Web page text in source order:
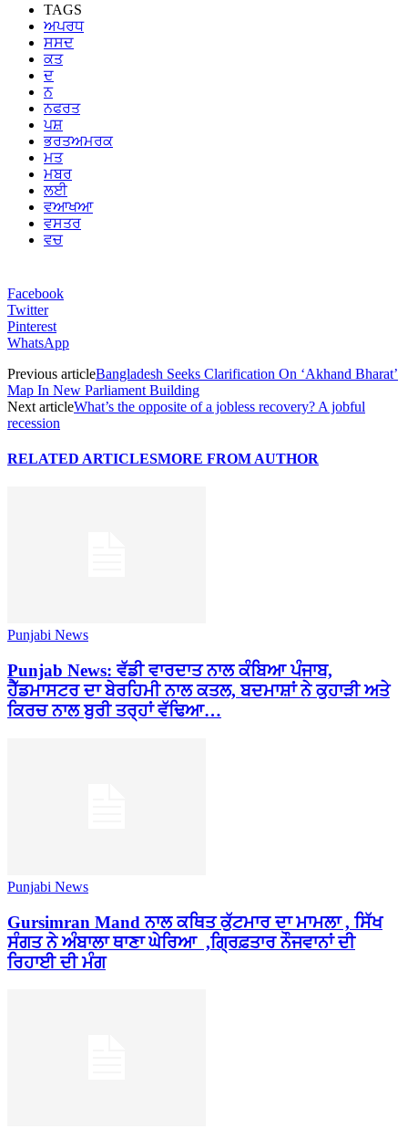
TAGS
ਅਪਰਧ
ਸਸਦ
ਕਤ
ਦ
ਨ
ਨਫਰਤ
ਪਸ਼
ਭਰਤਅਮਰਕ
ਮਤ
ਮਬਰ
ਲਈ
ਵਆਖਆ
ਵਸਤਰ
ਵਚ
Facebook
Twitter
Pinterest
WhatsApp
Previous articleBangladesh Seeks Clarification On ‘Akhand Bharat’
Map In New Parliament Building
Next articleWhat’s the opposite of a jobless recovery? A jobful
recession
RELATED ARTICLESMORE FROM AUTHOR
Punjabi News
Punjab News: ਵੱਡੀ ਵਾਰਦਾਤ ਨਾਲ ਕੰਬਿਆ ਪੰਜਾਬ,
ਹੈੱਡਮਾਸਟਰ ਦਾ ਬੇਰਹਿਮੀ ਨਾਲ ਕਤਲ, ਬਦਮਾਸ਼ਾਂ ਨੇ ਕੁਹਾੜੀ ਅਤੇ
ਕਿਰਚ ਨਾਲ ਬੁਰੀ ਤਰ੍ਹਾਂ ਵੱਢਿਆ…
Punjabi News
Gursimran Mand ਨਾਲ ਕਥਿਤ ਕੁੱਟਮਾਰ ਦਾ ਮਾਮਲਾ , ਸਿੱਖ
ਸੰਗਤ ਨੇ ਅੰਬਾਲਾ ਥਾਣਾ ਘੇਰਿਆ ,ਗ੍ਰਿਫ਼ਤਾਰ ਨੌਜਵਾਨਾਂ ਦੀ
ਰਿਹਾਈ ਦੀ ਮੰਗ